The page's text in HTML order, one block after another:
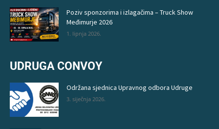
Poziv sponzorima i izlagačima – Truck Show
Međimurje 2026
1. lipnja 2026.
UDRUGA CONVOY
Održana sjednica Upravnog odbora Udruge
3. siječnja 2026.